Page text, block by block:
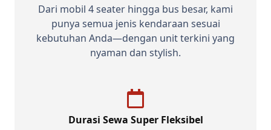
Dari mobil 4 seater hingga bus besar, kami
punya semua jenis kendaraan sesuai
kebutuhan Anda—dengan unit terkini yang
nyaman dan stylish.
Durasi Sewa Super Fleksibel